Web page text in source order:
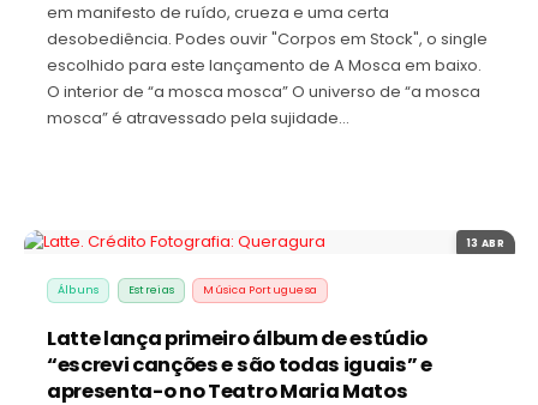
em manifesto de ruído, crueza e uma certa
desobediência. Podes ouvir "Corpos em Stock", o single
escolhido para este lançamento de A Mosca em baixo.
O interior de “a mosca mosca” O universo de “a mosca
mosca” é atravessado pela sujidade…
13 ABR
Álbuns Estreias Música Portuguesa
Latte lança primeiro álbum de estúdio
“escrevi canções e são todas iguais” e
apresenta-o no Teatro Maria Matos